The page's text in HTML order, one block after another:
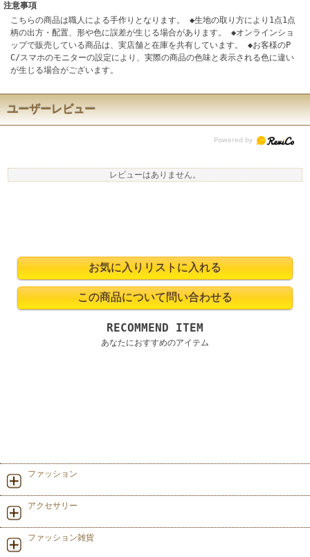
注意事項
こちらの商品は職人による手作りとなります。 ◆生地の取り方により1点1点
柄の出方・配置、形や色に誤差が生じる場合があります。 ◆オンラインショ
ップで販売している商品は、実店舗と在庫を共有しています。 ◆お客様のP
C/スマホのモニターの設定により、実際の商品の色味と表示される色に違い
が生じる場合がございます。
ユーザーレビュー
レビューはありません。
RECOMMEND ITEM
あなたにおすすめのアイテム
ファッション
アクセサリー
ファッション雑貨